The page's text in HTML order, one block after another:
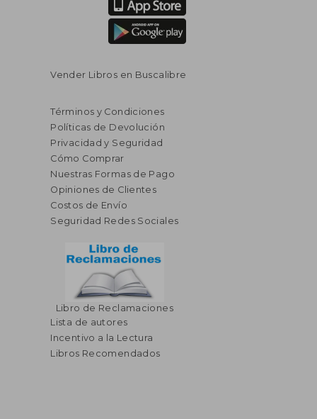
$ 57.81
$ 31.79
Vender Libros en Buscalibre
Términos y Condiciones
Políticas de Devolución
Privacidad y Seguridad
Cómo Comprar
Nuestras Formas de Pago
Opiniones de Clientes
Costos de Envío
Seguridad Redes Sociales
Libro de Reclamaciones
Lista de autores
Incentivo a la Lectura
Libros Recomendados